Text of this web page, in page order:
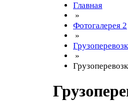
Главная
»
Фотогалерея 2
»
»